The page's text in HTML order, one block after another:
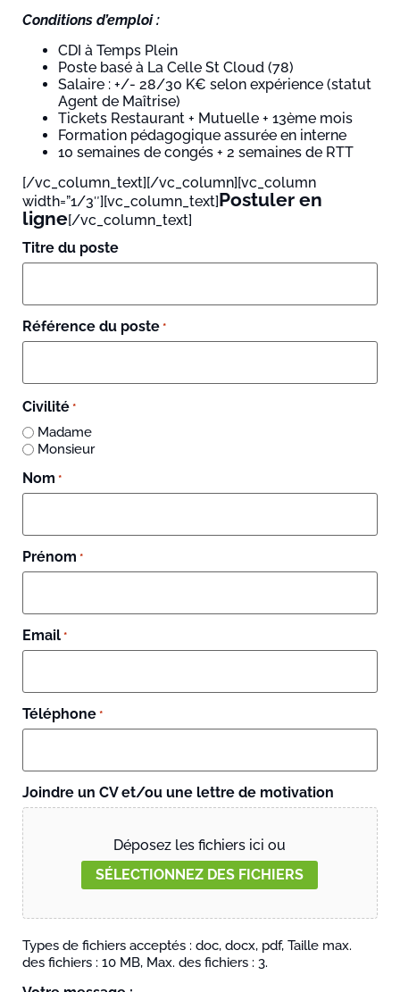
Conditions d’emploi :
CDI à Temps Plein
Poste basé à La Celle St Cloud (78)
Salaire : +/- 28/30 K€ selon expérience (statut
Agent de Maîtrise)
Tickets Restaurant + Mutuelle + 13ème mois
Formation pédagogique assurée en interne
10 semaines de congés + 2 semaines de RTT
[/vc_column_text][/vc_column][vc_column
width=”1/3″][vc_column_text]Postuler en
ligne[/vc_column_text]
Titre du poste
Référence du poste *
Civilité *
Madame
Monsieur
Nom *
Prénom *
Email *
Téléphone *
Joindre un CV et/ou une lettre de motivation
Déposez les fichiers ici ou
SÉLECTIONNEZ DES FICHIERS
Types de fichiers acceptés : doc, docx, pdf, Taille max.
des fichiers : 10 MB, Max. des fichiers : 3.